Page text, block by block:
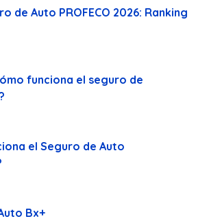
de Auto PROFECO 2026: Ranking
funciona el seguro de
el Seguro de Auto
Bx+